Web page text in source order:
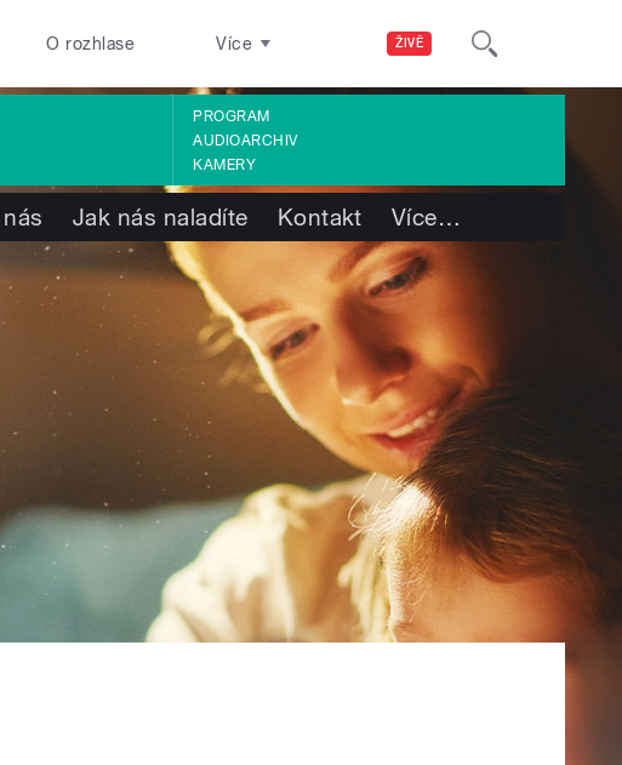
ŽIVĚ
O rozhlase Více
PROGRAM
AUDIOARCHIV
KAMERY
Jak nás naladíte Kontakt Více…